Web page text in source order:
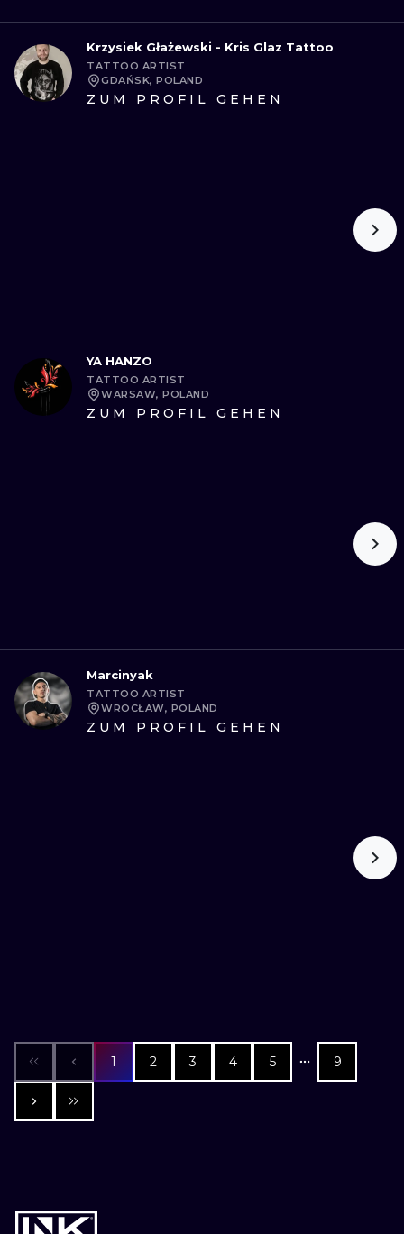
Krzysiek Głażewski - Kris Glaz Tattoo
TATTOO ARTIST
GDAŃSK, POLAND
ZUM PROFIL GEHEN
YA HANZO
TATTOO ARTIST
WARSAW, POLAND
ZUM PROFIL GEHEN
Marcinyak
TATTOO ARTIST
WROCŁAW, POLAND
ZUM PROFIL GEHEN
1 2 3 4 5 9